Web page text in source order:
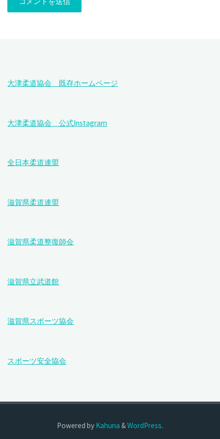
大津柔道協会 既存ホームページ
大津柔道協会 公式Instagram
全日本柔道連盟
滋賀県柔道連盟
滋賀県柔道整復師会
滋賀県立武道館
滋賀県スポーツ協会
スポーツ安全協会
Powered by Kahuna &WordPress.